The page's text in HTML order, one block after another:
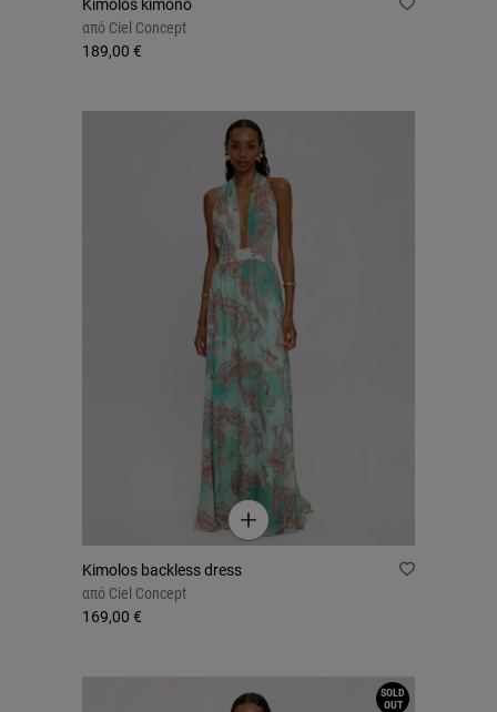
Kimolos kimono
από Ciel Concept
189,00 €
Kimolos backless dress
από Ciel Concept
169,00 €
SOLD
OUT